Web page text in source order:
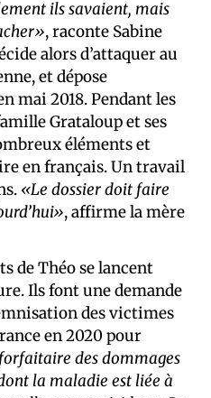
ils savaient, mais
, raconte Sabine
alors d’attaquer au
et dépose
mai 2018. Pendant les
Grataloup et ses
éléments et
en français. Un travail
«Le dossier doit faire
, affirme la mère
de Théo se lancent
Ils font une demande
des victimes
en 2020 pour
des dommages
la maladie est liée à